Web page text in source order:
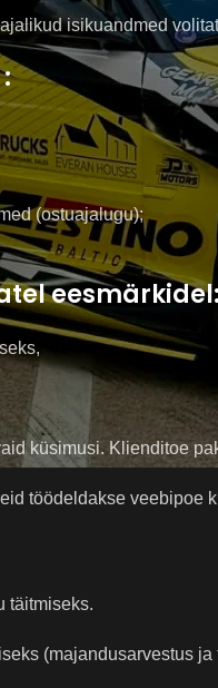
isikuandmed
(ostuajalugu);
eesmärkidel:
küsimusi. Klienditoe
töödeldakse
täitmiseks.
(majandusarvestus